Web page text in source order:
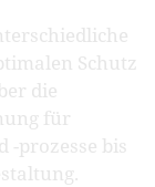
Schutz
die
für
-prozesse bis